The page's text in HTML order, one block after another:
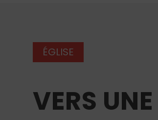
ÉGLISE
VERS